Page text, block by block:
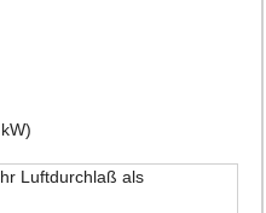
Luftdurchlaß als